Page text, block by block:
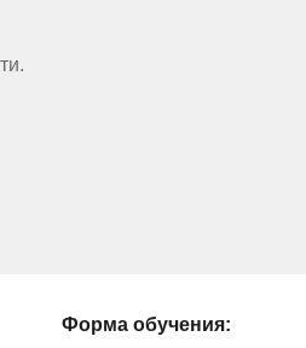
Форма обучения: